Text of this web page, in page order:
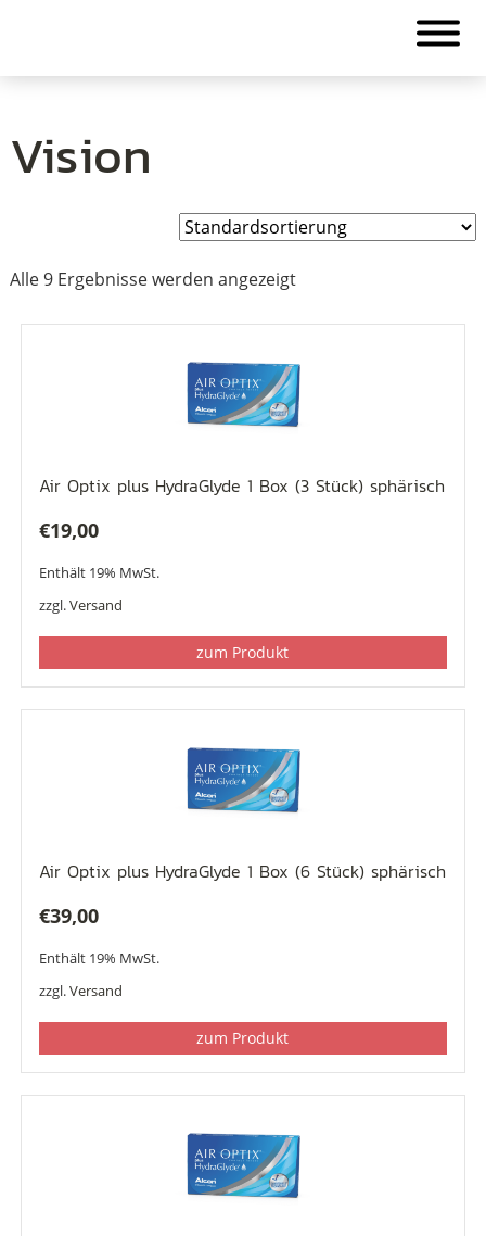
Vision
Alle 9 Ergebnisse werden angezeigt
Air Optix plus HydraGlyde 1 Box (3 Stück) sphärisch
€19,00
Enthält 19% MwSt.
zzgl.Versand
zum Produkt
Air Optix plus HydraGlyde 1 Box (6 Stück) sphärisch
€39,00
Enthält 19% MwSt.
zzgl.Versand
zum Produkt